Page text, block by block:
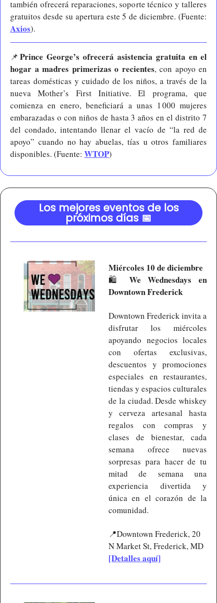
también ofrecerá reparaciones, soporte técnico y talleres
Axios).
📌 Prince George’s ofrecerá asistencia gratuita en el
hogar a madres primerizas o recientes, con apoyo en
tareas domésticas y cuidado de los niños, a través de la
nueva Mother’s First Initiative. El programa, que
comienza en enero, beneficiará a unas 1 000 mujeres
embarazadas o con niños de hasta 3 años en el distrito 7
del condado, intentando llenar el vacío de “la red de
apoyo” cuando no hay abuelas, tías u otros familiares
disponibles. (Fuente: WTOP)
Los mejores eventos de los
próximos días 📅
Miércoles 10 de diciembre
🛍️ We Wednesdays en
Downtown Frederick
Downtown Frederick invita a
disfrutar los miércoles
apoyando negocios locales
con ofertas exclusivas,
descuentos y promociones
especiales en restaurantes,
tiendas y espacios culturales
de la ciudad. Desde whiskey
y cerveza artesanal hasta
regalos con compras y
clases de bienestar, cada
semana ofrece nuevas
sorpresas para hacer de tu
mitad de semana una
experiencia divertida y
única en el corazón de la
comunidad.
📍Downtown Frederick, 20
N Market St, Frederick, MD
[Detalles aquí]